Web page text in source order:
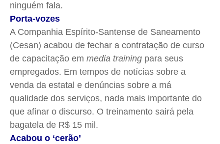
ninguém fala.
Porta-vozes
A Companhia Espírito-Santense de Saneamento
(Cesan) acabou de fechar a contratação de curso
de capacitação em media training para seus
empregados. Em tempos de notícias sobre a
venda da estatal e denúncias sobre a má
qualidade dos serviços, nada mais importante do
que afinar o discurso. O treinamento sairá pela
bagatela de R$ 15 mil.
Acabou o ‘cerão’